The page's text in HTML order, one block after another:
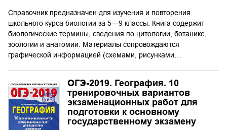
Справочник предназначен для изучения и повторения
школьного курса биологии за 5—9 классы. Книга содержит
биологические термины, сведения по цитологии, ботанике,
зоологии и анатомии. Материалы сопровождаются
графической информацией (схемами, рисунками…
ОГЭ-2019. География. 10
тренировочных вариантов
экзаменационных работ для
подготовки к основному
государственному экзамену